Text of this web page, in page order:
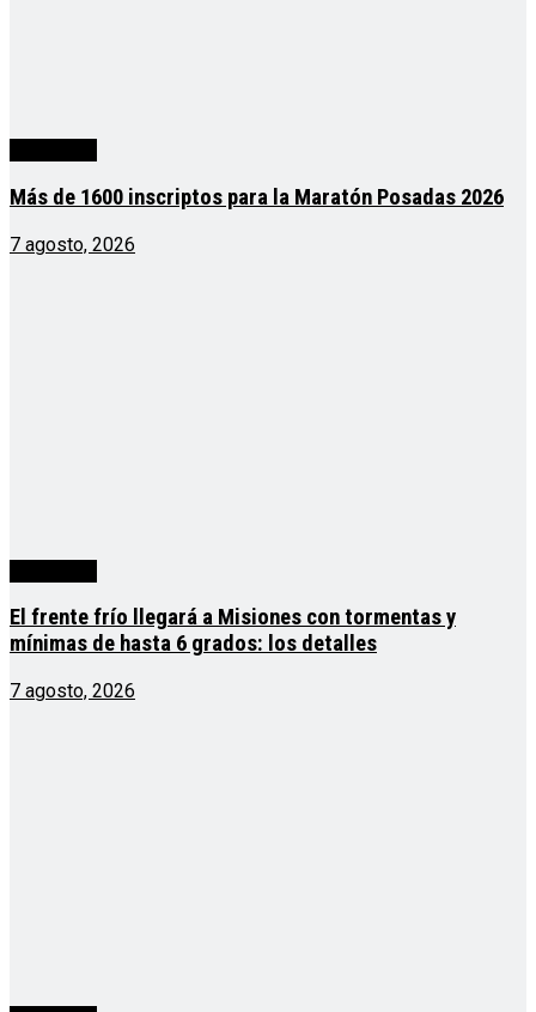
Más de 1600 inscriptos para la Maratón Posadas 2026
7 agosto, 2026
El frente frío llegará a Misiones con tormentas y
mínimas de hasta 6 grados: los detalles
7 agosto, 2026